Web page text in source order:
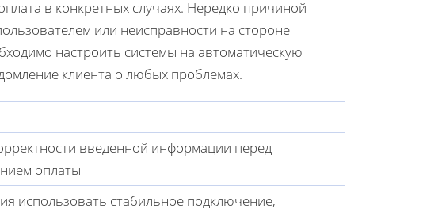
в конкретных случаях. Нередко причиной
или неисправности на стороне
настроить системы на автоматическую
клиента о любых проблемах.
введенной информации перед
оплаты
использовать стабильное подключение,